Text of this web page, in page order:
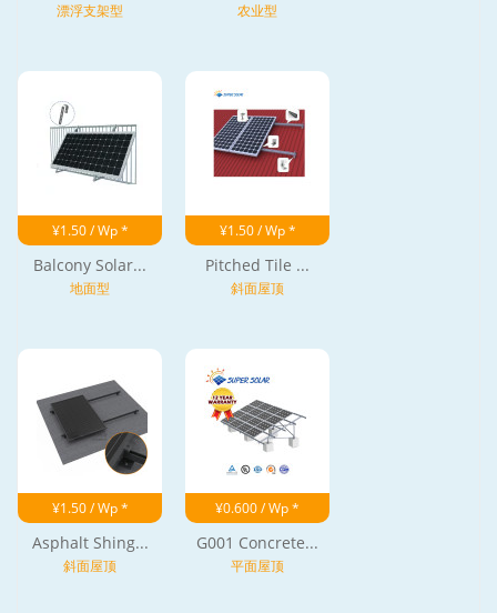
漂浮支架型 农业型
¥1.50 / Wp *
Balcony Solar...
地面型
¥1.50 / Wp *
Pitched Tile ...
斜面屋顶
¥1.50 / Wp *
Asphalt Shing...
斜面屋顶
¥0.600 / Wp *
G001 Concrete...
平面屋顶